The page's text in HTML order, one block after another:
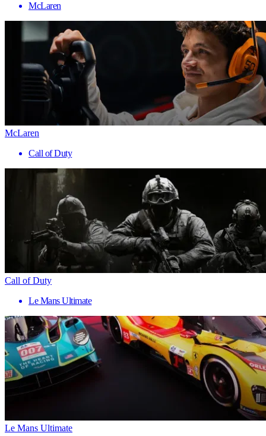
McLaren
McLaren
Call of Duty
Call of Duty
Le Mans Ultimate
Le Mans Ultimate